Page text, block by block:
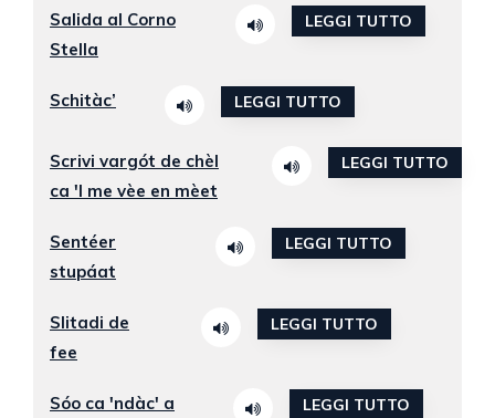
Salida al Corno
Stella
LEGGI TUTTO
Schitàc’ LEGGI TUTTO
Scrivi vargót de chèl
ca 'l me vèe en mèet
LEGGI TUTTO
Sentéer
stupáat
LEGGI TUTTO
Slitadi de
fee
LEGGI TUTTO
Sóo ca 'ndàc' a
LEGGI TUTTO